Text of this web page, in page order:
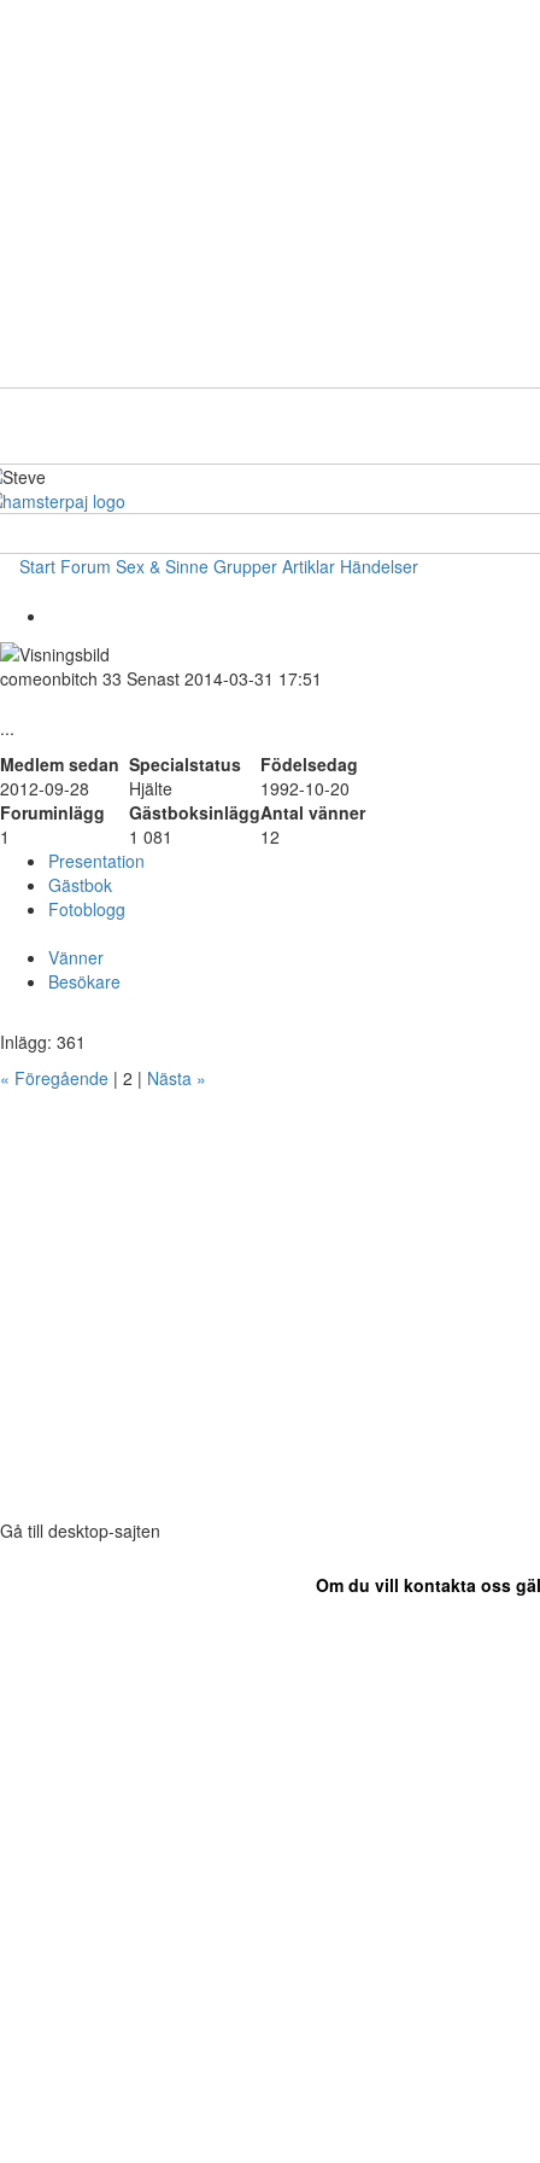
Start Forum Sex & Sinne Grupper Artiklar Händelser
comeonbitch 33 Senast 2014-03-31 17:51
...
Medlem sedan Specialstatus
Födelsedag
2012-09-28
Hjälte
1992-10-20
Foruminlägg
GästboksinläggAntal vänner
1
1 081
12
Presentation
Gästbok
Fotoblogg
Vänner
Besökare
Inlägg: 361
« Föregående | 2 | Nästa »
Gå till desktop-sajten
Om du vill kontakta oss